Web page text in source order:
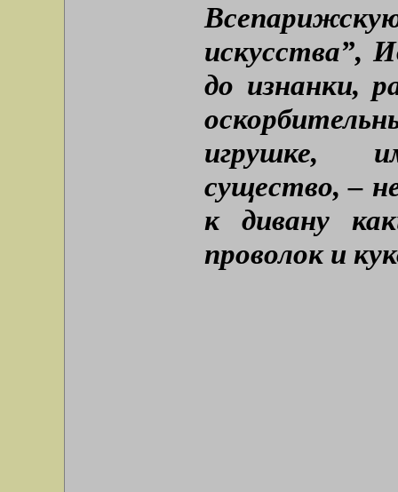
искусства”,
до изнанки,
игрушке,
существо, –
к дивану
проволок и